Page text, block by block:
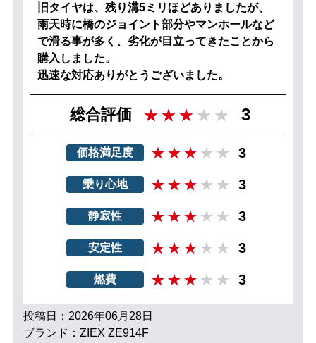
旧タイヤは、残り溝5ミリほどありましたが、
雨天時に橋のジョイント部分やマンホールなど
で滑る事が多く、劣化が目立ってきたことから
購入しました。
迅速な対応ありがとうございました。
総合評価 3
価格満足度 3
乗り心地 3
静寂性 3
安定性 3
燃費 3
投稿日：2026年06月28日
ブランド：ZIEX ZE914F